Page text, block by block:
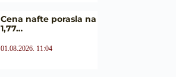
Cena nafte porasla na
1,77…
01.08.2026. 11:04